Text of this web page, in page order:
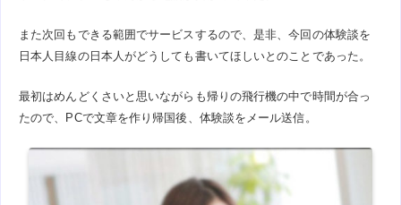
また次回もできる範囲でサービスするので、是非、今回の体験談を
日本人目線の日本人がどうしても書いてほしいとのことであった。
最初はめんどくさいと思いながらも帰りの飛行機の中で時間が合っ
たので、PCで文章を作り帰国後、体験談をメール送信。